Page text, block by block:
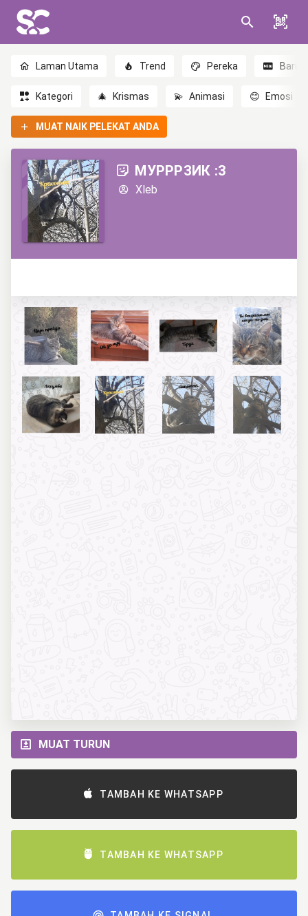
Laman Utama Trend Pereka Baru
Kategori 🎄 Krismas 💫 Animasi 😊 Emosi
MUAT NAIK PELEKAT ANDA
МУРРРЗИК :3
Xleb
MUAT TURUN
TAMBAH KE WHATSAPP
TAMBAH KE WHATSAPP